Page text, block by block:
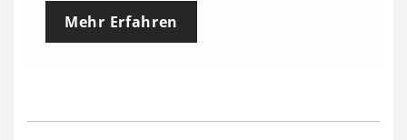
e
p
Mehr Erfahren